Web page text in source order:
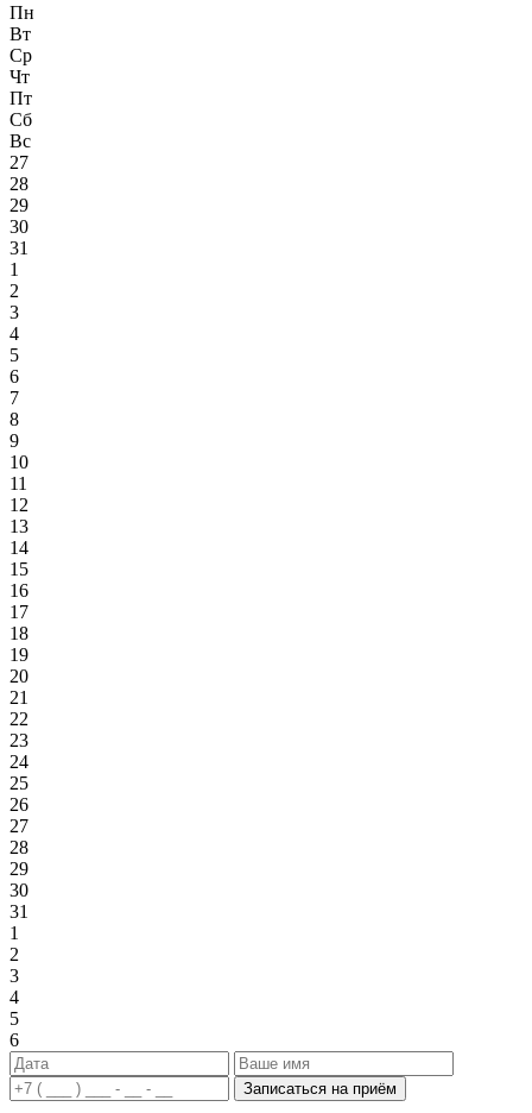
Пн
Вт
Ср
Чт
Пт
Сб
Вс
27
28
29
30
31
1
2
3
4
5
6
7
8
9
10
11
12
13
14
15
16
17
18
19
20
21
22
23
24
25
26
27
28
29
30
31
1
2
3
4
5
6
Записаться на приём